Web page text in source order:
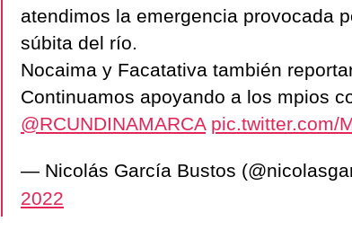
atendimos la emergencia provocada
súbita del río.
Nocaima y Facatativa también
Continuamos apoyando a los mpios
@RCUNDINAMARCA pic.twitter.com/
— Nicolás García Bustos
2022